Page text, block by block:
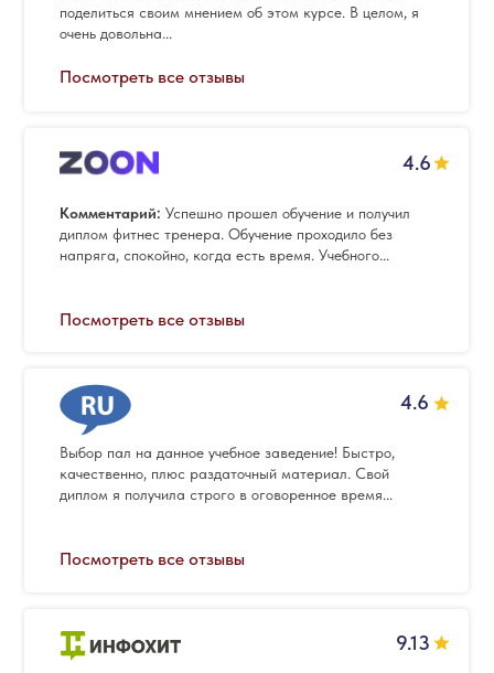
поделиться своим мнением об этом курсе. В целом, я
очень довольна...
Посмотреть все отзывы
Комментарий: Успешно прошел обучение и получил
диплом фитнес тренера. Обучение проходило без
напряга, спокойно, когда есть время. Учебного...
Посмотреть все отзывы
Посмотреть все отзывы
Выбор пал на данное учебное заведение! Быстро,
качественно, плюс раздаточный материал. Свой
диплом я получила строго в оговоренное время...
4.6
4.6
9.13